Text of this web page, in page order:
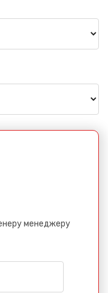
менеджеру